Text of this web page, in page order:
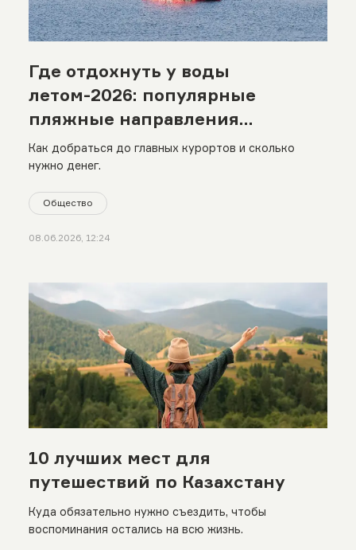
Где отдохнуть у воды
летом-2026: популярные
пляжные направления
Казахстана
Как добраться до главных курортов и сколько
нужно денег.
Общество
08.06.2026, 12:24
10 лучших мест для
путешествий по Казахстану
Куда обязательно нужно съездить, чтобы
воспоминания остались на всю жизнь.